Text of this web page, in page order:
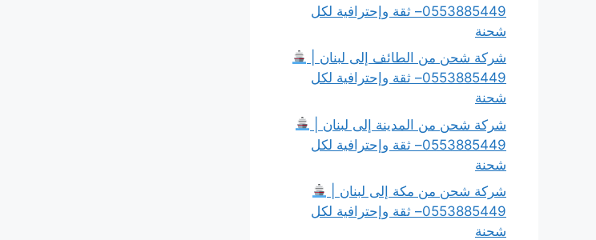
0553885449– ثقة وإحترافية لكل
شحنة
شركة شحن من الطائف إلى لبنان |
0553885449– ثقة وإحترافية لكل
شحنة
شركة شحن من المدينة إلى لبنان |
0553885449– ثقة وإحترافية لكل
شحنة
شركة شحن من مكة إلى لبنان |
0553885449– ثقة وإحترافية لكل
شحنة